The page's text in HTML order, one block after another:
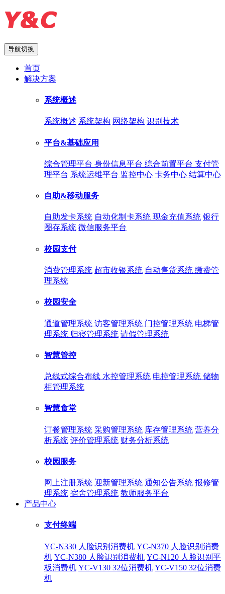
导航切换
首页
解决方案
系统概述
系统概述 系统架构 网络架构 识别技术
平台&基础应用
综合管理平台 身份信息平台 综合前置平台 支付管
理平台 系统运维平台 监控中心 卡务中心 结算中心
自助&移动服务
自助发卡系统 自动化制卡系统 现金充值系统 银行
圈存系统 微信服务平台
校园支付
消费管理系统 超市收银系统 自动售货系统 缴费管
理系统
校园安全
通道管理系统 访客管理系统 门控管理系统 电梯管
理系统 归寝管理系统 请假管理系统
智慧管控
总线式综合布线 水控管理系统 电控管理系统 储物
柜管理系统
智慧食堂
订餐管理系统 采购管理系统 库存管理系统 营养分
析系统 评价管理系统 财务分析系统
校园服务
网上注册系统 迎新管理系统 通知公告系统 报修管
理系统 宿舍管理系统 教师服务平台
产品中心
支付终端
YC-N330 人脸识别消费机 YC-N370 人脸识别消费
机 YC-N380 人脸识别消费机 YC-N120 人脸识别平
板消费机 YC-V130 32位消费机 YC-V150 32位消费
机